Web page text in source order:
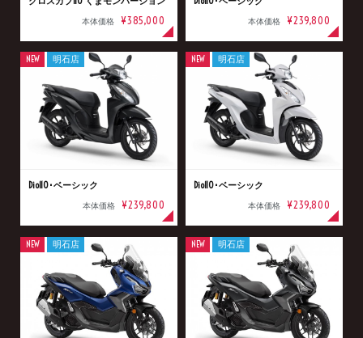
本体価格 ¥385,000 本体価格 ¥239,800
Dio110･ベーシック
本体価格 ¥239,800
NEW 明石店
Dio110･ベーシック
本体価格 ¥239,800
NEW 明石店
NEW 明石店 NEW 明石店